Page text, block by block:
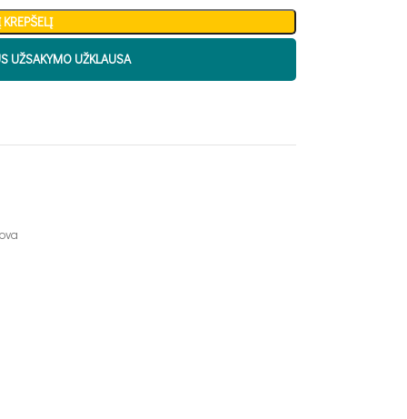
KREPŠELĮ
UŽSAKYMO UŽKLAUSA